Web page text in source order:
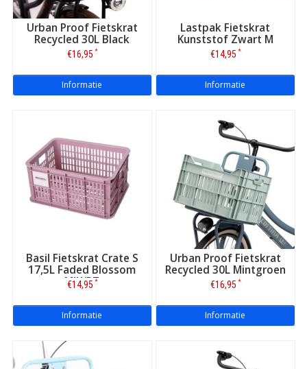
Urban Proof Fietskrat
Recycled 30L Black
€16,95 *
Informatie
Lastpak Fietskrat
Kunststof Zwart M
€14,95 *
Informatie
Basil Fietskrat Crate S
17,5L Faded Blossom
MIK/RT
€14,95 *
Informatie
Urban Proof Fietskrat
Recycled 30L Mintgroen
€16,95 *
Informatie